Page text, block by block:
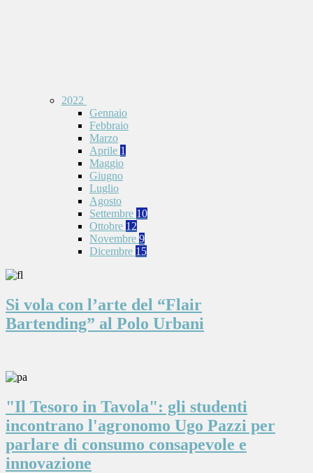
2022
Gennaio
Febbraio
Marzo
Aprile 1
Maggio
Giugno
Luglio
Agosto
Settembre 10
Ottobre 12
Novembre 9
Dicembre 15
Si vola con l’arte del “Flair
Bartending” al Polo Urbani
"Il Tesoro in Tavola": gli studenti
incontrano l'agronomo Ugo Pazzi per
parlare di consumo consapevole e
innovazione